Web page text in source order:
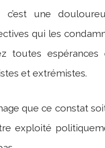
c’est une
qui les
toutes
et extrémistes.
que ce constat
exploité